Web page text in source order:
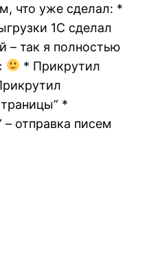
что уже сделал: *
1С сделал
– так я полностью
* Прикрутил
*
– отправка писем